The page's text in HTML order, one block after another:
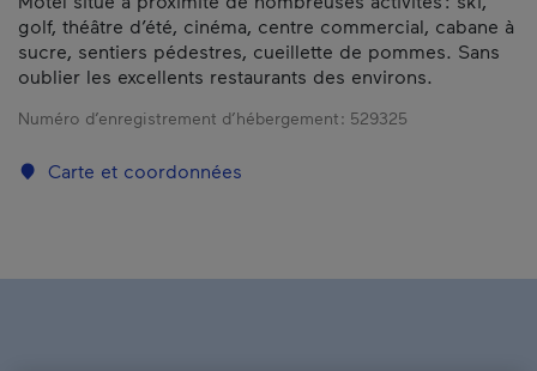
golf, théâtre d’été, cinéma, centre commercial, cabane à
sucre, sentiers pédestres, cueillette de pommes. Sans
oublier les excellents restaurants des environs.
Numéro d’enregistrement d’hébergement : 529325
Carte et coordonnées